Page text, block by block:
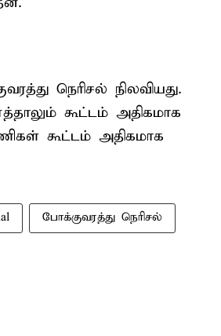
நெரிசல் நிலவியது.
கூட்டம் அதிகமாக
கூட்டம் அதிகமாக
போக்குவரத்து நெரிசல்